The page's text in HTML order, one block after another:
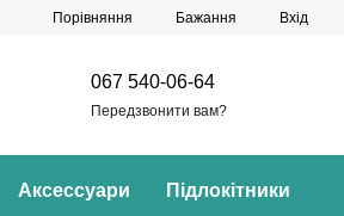
Порівняння Бажання Вхід
067 540-06-64
Передзвонити вам?
Аксессуари Підлокітники